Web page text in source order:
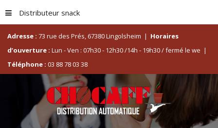
Adresse : 73 rue des Prés, 67380 Lingolsheim | Horaires
d’ouverture : Lun - Ven : 07h30 - 12h30 /14h - 19h30 / fermé le we |
Téléphone : 03 88 78 03 38
Distributeur snack